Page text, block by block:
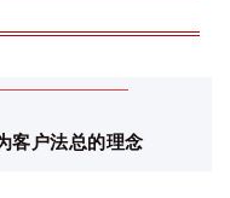
客户法总的理念